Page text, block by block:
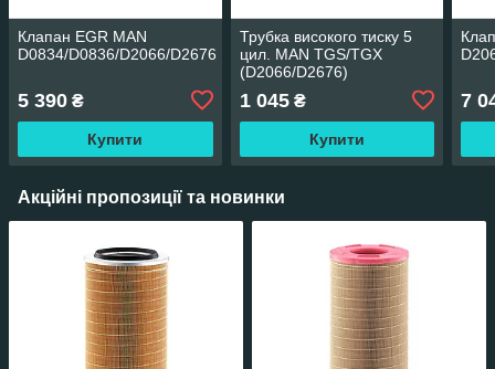
Клапан EGR MAN
D0834/D0836/D2066/D2676
5 390 ₴
Купити
Трубка високого тиску 5
цил. MAN TGS/TGX
(D2066/D2676)
1 045₴
Купити
7
Акційні пропозиції та новинки